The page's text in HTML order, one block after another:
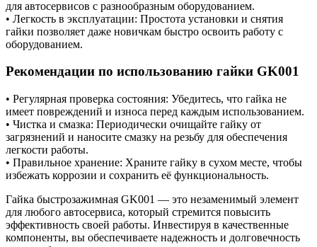
для автосервисов с разнообразным оборудованием.
• Легкость в эксплуатации: Простота установки и снятия
гайки позволяет даже новичкам быстро освоить работу с
оборудованием.
Рекомендации по использованию гайки GK001
• Регулярная проверка состояния: Убедитесь, что гайка не
имеет повреждений и износа перед каждым использованием.
• Чистка и смазка: Периодически очищайте гайку от
загрязнений и наносите смазку на резьбу для обеспечения
легкости работы.
• Правильное хранение: Храните гайку в сухом месте, чтобы
избежать коррозии и сохранить её функциональность.
Гайка быстрозажимная GK001 — это незаменимый элемент
для любого автосервиса, который стремится повысить
эффективность своей работы. Инвестируя в качественные
компоненты, вы обеспечиваете надежность и долговечность